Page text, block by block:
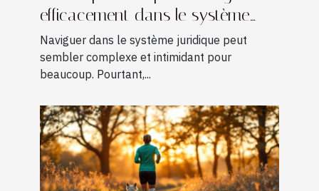
efficacement dans le système
juridique
Naviguer dans le système juridique peut
sembler complexe et intimidant pour
beaucoup. Pourtant,...